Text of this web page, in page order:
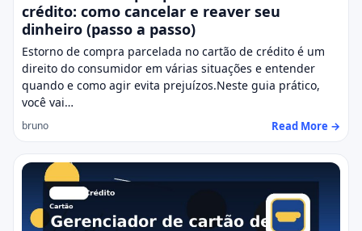
crédito: como cancelar e reaver seu
dinheiro (passo a passo)
Estorno de compra parcelada no cartão de crédito é um
direito do consumidor em várias situações e entender
quando e como agir evita prejuízos.Neste guia prático,
você vai…
bruno Read More →